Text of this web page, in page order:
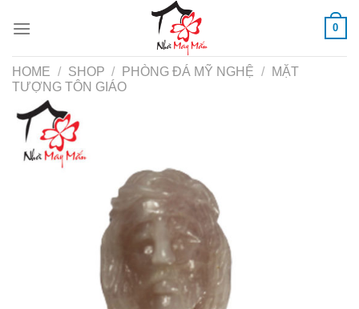
0
HOME / SHOP / PHÒNG ĐÁ MỸ NGHỆ /
MẶT
TƯỢNG TÔN GIÁO